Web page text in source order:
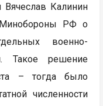
Калинин
Минобороны РФ о
военно-
Такое решение
– тогда было
численности